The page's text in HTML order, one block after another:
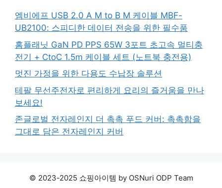
엠비에프 USB 2.0 A M to B M 케이블 MBF-
UB2100: 스피디한 데이터 전송을 위한 필수품
홈플래닛 GaN PD PPS 65W 3포트 초고속 멀티충
전기 + CtoC 1.5m 케이블 세트 (노트북 충전용)
멋진 가정을 위한 다용도 수납장 솔루션
테팔 무선주전자로 편리하게 요리의 즐거움을 만나
보세요!
존글로벌 전자레인지 더 촉촉 푸드 커버: 촉촉함을
그대로 담은 전자레인지 커버
© 2023-2025 쇼핑아이템 by OSNuri ODP Team